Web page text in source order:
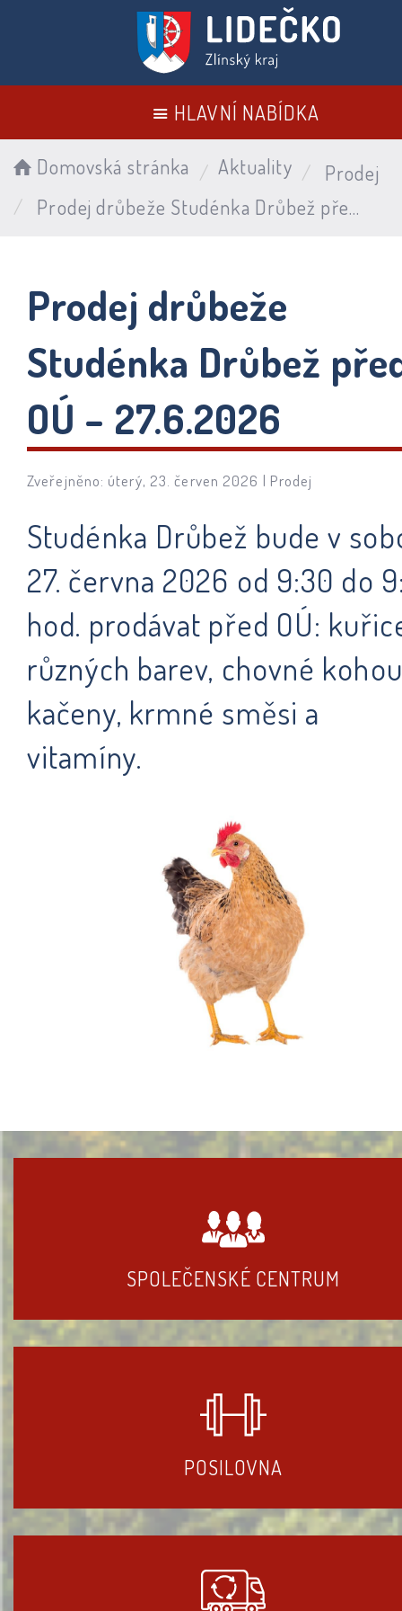
HLAVNÍ NABÍDKA
Domovská stránka Aktuality
Prodej
Prodej drůbeže Studénka Drůbež před OÚ – 27.6.2026
Prodej drůbeže
Studénka Drůbež
OÚ – 27.6.2026
Zveřejněno: úterý, 23. červen 2026 | Prodej
Studénka Drůbež bude v
27. června 2026 od 9:30 do
hod. prodávat před OÚ:
různých barev, chovné
kačeny, krmné směsi a
vitamíny.
SPOLEČENSKÉ CENTRUM
POSILOVNA